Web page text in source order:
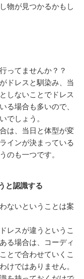
物が見つかるかもし
ってませんか？？
ドレスと馴染み、当
しないことでドレス
る場合も多いので、
でしょう。
は、当日と体型が変
インが決まっている
のも一つです。
と認識する
ないということは案
レスが違うというこ
る場合は、コーディ
とで合わせていくこ
けではありません。